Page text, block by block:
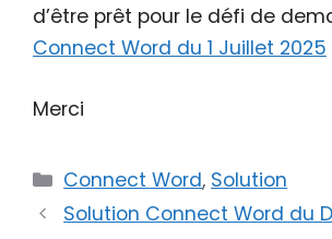
d’être prêt pour le défi de
Connect Word du 1 Juillet 2025
Merci
Catégories
Connect Word, Solution
Solution Connect Word du